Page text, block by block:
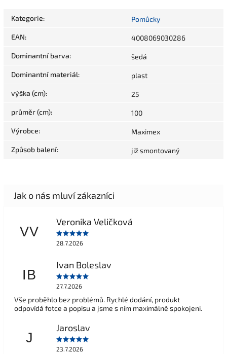
Kategorie: Pomůcky
EAN: 4008069030286
Dominantní barva: šedá
Dominantní materiál: plast
výška (cm): 25
průměr (cm): 100
Výrobce: Maximex
Způsob balení: již smontovaný
VV
Veronika Veličková
28.7.2026
IB
Ivan Boleslav
27.7.2026
Vše proběhlo bez problémů. Rychlé dodání, produkt
odpovídá fotce a popisu a jsme s ním maximálně spokojeni.
J
Jaroslav
23.7.2026